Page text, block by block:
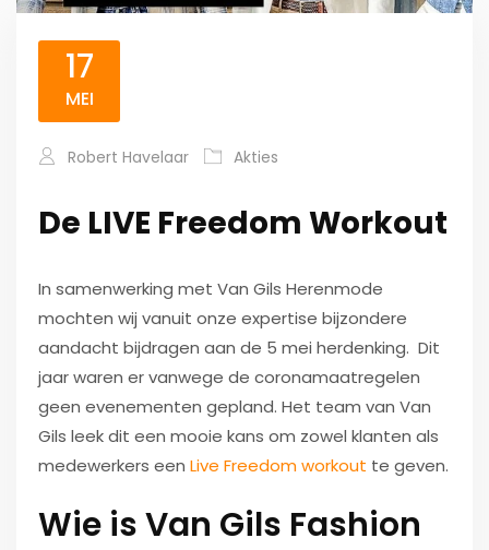
17
MEI
Robert Havelaar Akties
De LIVE Freedom Workout
In samenwerking met Van Gils Herenmode
mochten wij vanuit onze expertise bijzondere
aandacht bijdragen aan de 5 mei herdenking. Dit
jaar waren er vanwege de coronamaatregelen
geen evenementen gepland. Het team van Van
Gils leek dit een mooie kans om zowel klanten als
medewerkers een Live Freedom workout te geven.
Wie is Van Gils Fashion